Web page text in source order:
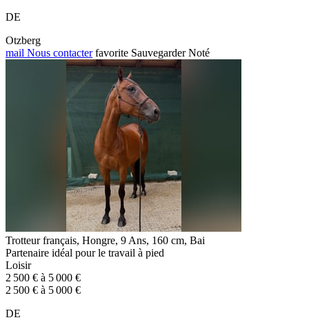
DE
Otzberg
mail Nous contacter favorite Sauvegarder Noté
Trotteur français, Hongre, 9 Ans, 160 cm, Bai
Partenaire idéal pour le travail à pied
Loisir
2 500 € à 5 000 €
2 500 € à 5 000 €
DE